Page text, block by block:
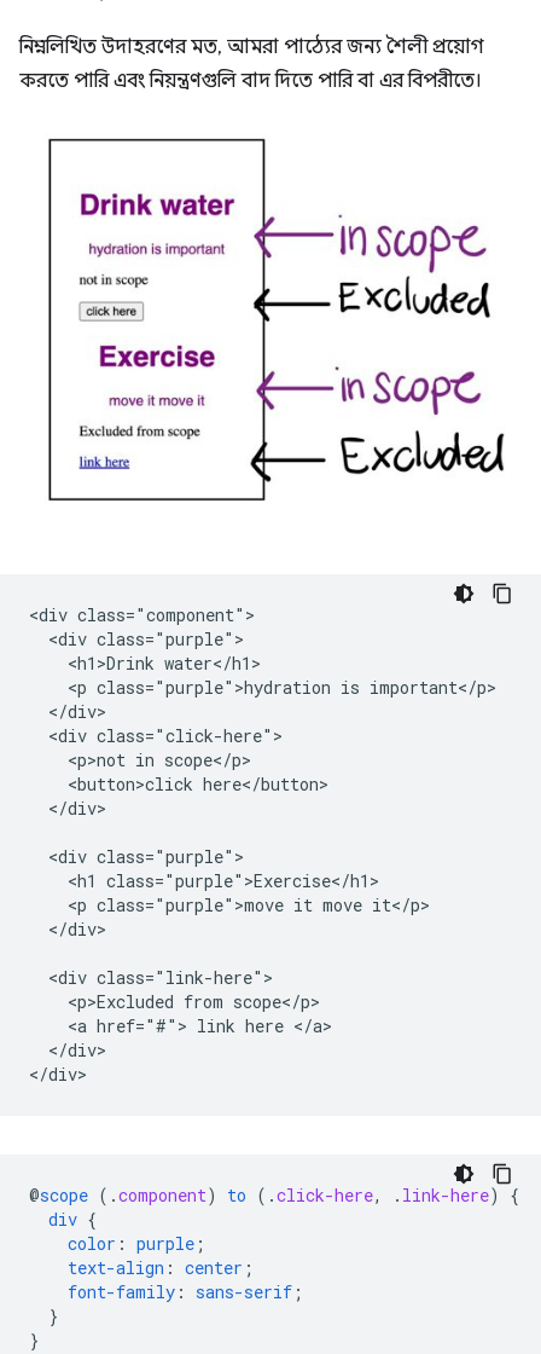
নিম্নলিখিত উদাহরণের মত, আমরা পাঠ্যের জন্য শৈলী প্রয়োগ
করতে পারি এবং নিয়ন্ত্রণগুলি বাদ দিতে পারি বা এর বিপরীতে।
<div class="component">
  <div class="purple">
    <h1>Drink water</h1>
    <p class="purple">hydration is important</p>
  </div>
  <div class="click-here">
    <p>not in scope</p>
    <button>click here</button>
  </div>
  <div class="purple">
    <h1 class="purple">Exercise</h1>
    <p class="purple">move it move it</p>
  </div>
  <div class="link-here">
    <p>Excluded from scope</p>
    <a href="#"> link here </a>
  </div>
@scope ( .component) to ( .click-here, . link-here)
{
div {
color : purple ;
text-align : center ;
font-family : sans-serif ;
}
}